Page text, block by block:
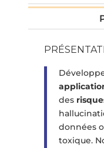
des
données
toxique.